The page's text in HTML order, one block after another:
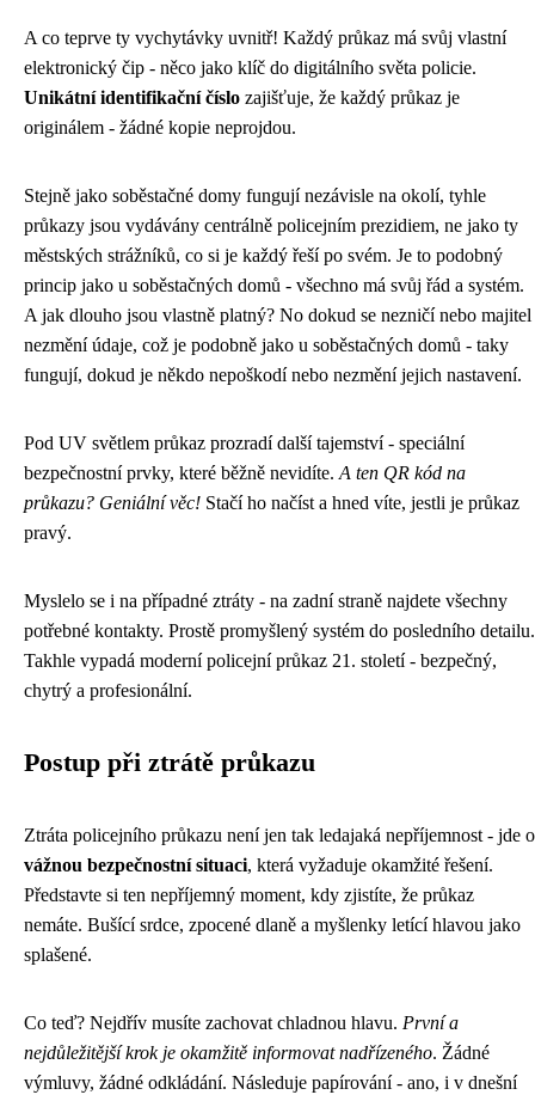
A co teprve ty vychytávky uvnitř! Každý průkaz má svůj vlastní
elektronický čip - něco jako klíč do digitálního světa policie.
Unikátní identifikační číslo zajišťuje, že každý průkaz je
originálem - žádné kopie neprojdou.
Stejně jako soběstačné domy fungují nezávisle na okolí, tyhle
průkazy jsou vydávány centrálně policejním prezidiem, ne jako ty
městských strážníků, co si je každý řeší po svém. Je to podobný
princip jako u soběstačných domů - všechno má svůj řád a systém.
A jak dlouho jsou vlastně platný? No dokud se nezničí nebo majitel
nezmění údaje, což je podobně jako u soběstačných domů - taky
fungují, dokud je někdo nepoškodí nebo nezmění jejich nastavení.
Pod UV světlem průkaz prozradí další tajemství - speciální
bezpečnostní prvky, které běžně nevidíte. A ten QR kód na
průkazu? Geniální věc! Stačí ho načíst a hned víte, jestli je průkaz
pravý.
Myslelo se i na případné ztráty - na zadní straně najdete všechny
potřebné kontakty. Prostě promyšlený systém do posledního detailu.
Takhle vypadá moderní policejní průkaz 21. století - bezpečný,
chytrý a profesionální.
Postup při ztrátě průkazu
Ztráta policejního průkazu není jen tak ledajaká nepříjemnost - jde o
vážnou bezpečnostní situaci, která vyžaduje okamžité řešení.
Představte si ten nepříjemný moment, kdy zjistíte, že průkaz
nemáte. Bušící srdce, zpocené dlaně a myšlenky letící hlavou jako
splašené.
Co teď? Nejdřív musíte zachovat chladnou hlavu. První a
nejdůležitější krok je okamžitě informovat nadřízeného. Žádné
výmluvy, žádné odkládání. Následuje papírování - ano, i v dnešní